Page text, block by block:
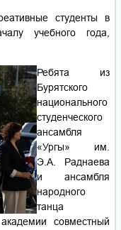
студенты в
учебного года,
Ребята из
Бурятского
национального
студенческого
ансамбля
«Ургы» им.
Э.А. Раднаева
и ансамбля
народного
танца
совместный